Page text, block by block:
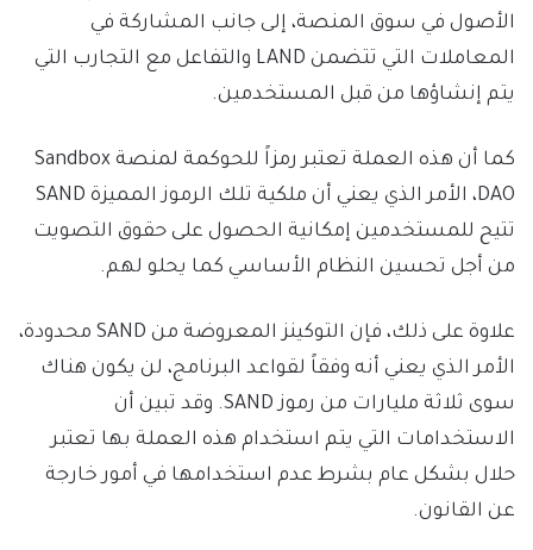
الأصول في سوق المنصة، إلى جانب المشاركة في
المعاملات التي تتضمن LAND والتفاعل مع التجارب التي
يتم إنشاؤها من قبل المستخدمين.
كما أن هذه العملة تعتبر رمزاً للحوكمة لمنصة Sandbox
DAO، الأمر الذي يعني أن ملكية تلك الرموز المميزة SAND
تتيح للمستخدمين إمكانية الحصول على حقوق التصويت
من أجل تحسين النظام الأساسي كما يحلو لهم.
علاوة على ذلك، فإن التوكينز المعروضة من SAND محدودة،
الأمر الذي يعني أنه وفقاً لقواعد البرنامج، لن يكون هناك
سوى ثلاثة مليارات من رموز SAND. وقد تبين أن
الاستخدامات التي يتم استخدام هذه العملة بها تعتبر
حلال بشكل عام بشرط عدم استخدامها في أمور خارجة
عن القانون.